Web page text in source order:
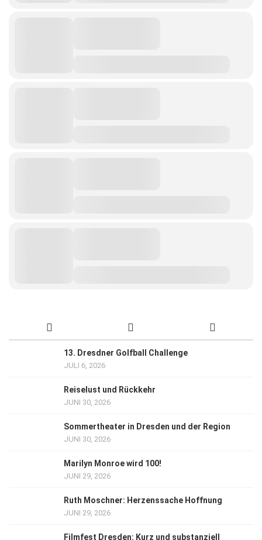
13. Dresdner Golfball Challenge
JULI 6, 2026
Reiselust und Rückkehr
JUNI 30, 2026
Sommertheater in Dresden und der Region
JUNI 30, 2026
Marilyn Monroe wird 100!
JUNI 29, 2026
Ruth Moschner: Herzenssache Hoffnung
JUNI 29, 2026
Filmfest Dresden: Kurz und substanziell